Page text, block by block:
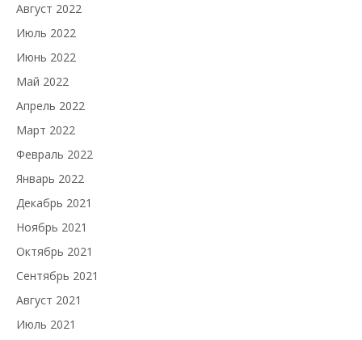
Август 2022
Июль 2022
Июнь 2022
Май 2022
Апрель 2022
Март 2022
Февраль 2022
Январь 2022
Декабрь 2021
Ноябрь 2021
Октябрь 2021
Сентябрь 2021
Август 2021
Июль 2021